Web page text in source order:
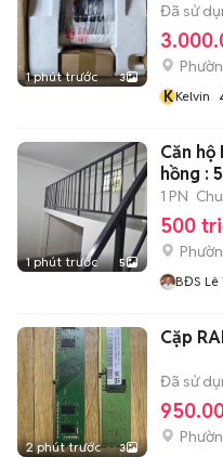
1 phút trước 3
Đã sử
KKelvin
1 phút trước 5
Căn hộ
hồng :
1 PN
500
BĐS Lê
2 phút trước 3
Cặp
Đã sử